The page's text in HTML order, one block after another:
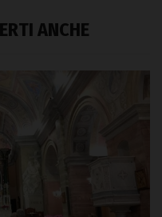
ANCHE